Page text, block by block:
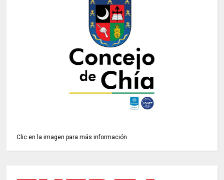
Clic en la imagen para más información